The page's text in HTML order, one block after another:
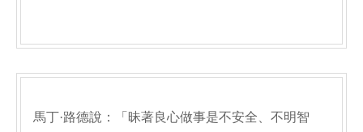
馬丁·路德說：「昧著良心做事是不安全、不明智